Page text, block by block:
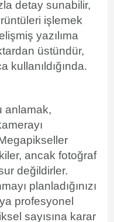
detay sunabilir,
işlemek
yazılıma
üstündür,
kullanıldığında.
anlamak,
ancak fotoğraf
değildirler.
planladığınızı
profesyonel
sayısına karar